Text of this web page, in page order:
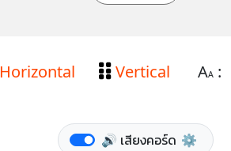
Horizontal Vertical AA:
🔊 เสียงคอร์ด ⚙️